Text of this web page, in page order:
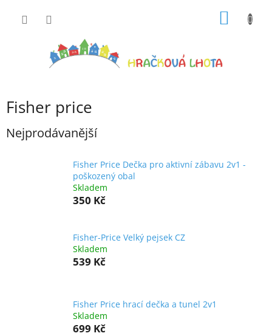
Fisher price
Nejprodávanější
Fisher Price Dečka pro aktivní zábavu 2v1 -
poškozený obal
Skladem
350 Kč
Fisher-Price Velký pejsek CZ
Skladem
539 Kč
Fisher Price hrací dečka a tunel 2v1
Skladem
699 Kč